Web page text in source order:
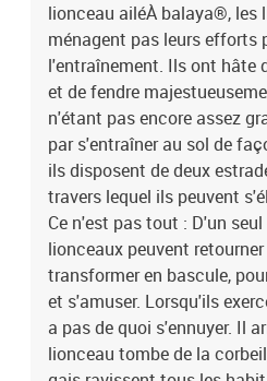
lionceau ailéÀ balaya®, les
ménagent pas leurs efforts
l'entraînement. Ils ont hâte
et de fendre
n'étant pas encore assez
par s'entraîner au sol de
ils disposent de deux
travers lequel ils peuvent
Ce n'est pas tout : D'un
lionceaux peuvent
transformer en bascule,
et s'amuser. Lorsqu'ils
a pas de quoi s'ennuyer. Il
lionceau tombe de la